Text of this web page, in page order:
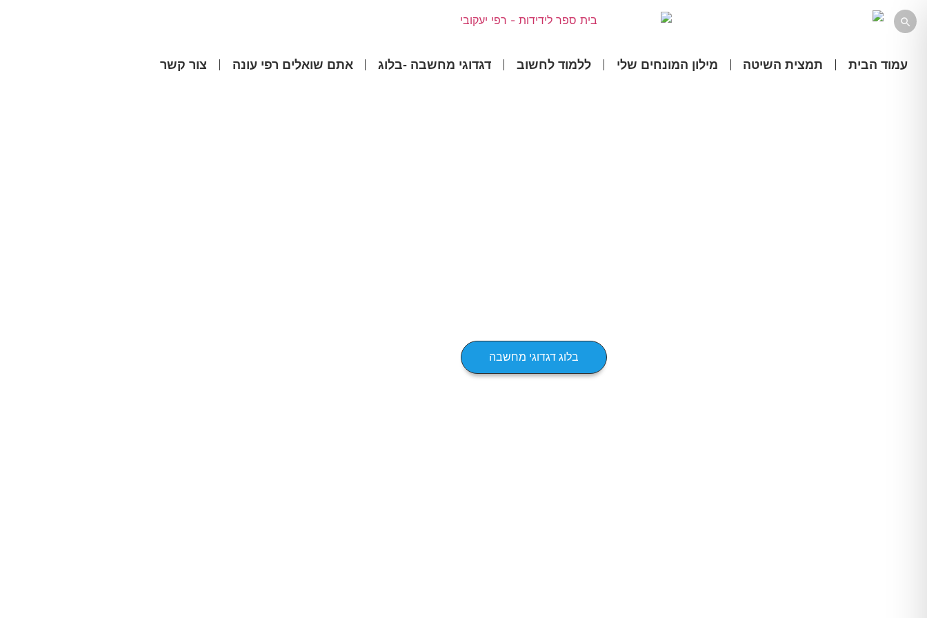
עמוד הבית תמצית השיטה מילון המונחים שלי ללמוד לחשוב דגדוגי מחשבה -בלוג אתם שואלים רפי עונה צור קשר
בלוג דגדוגי מחשבה
